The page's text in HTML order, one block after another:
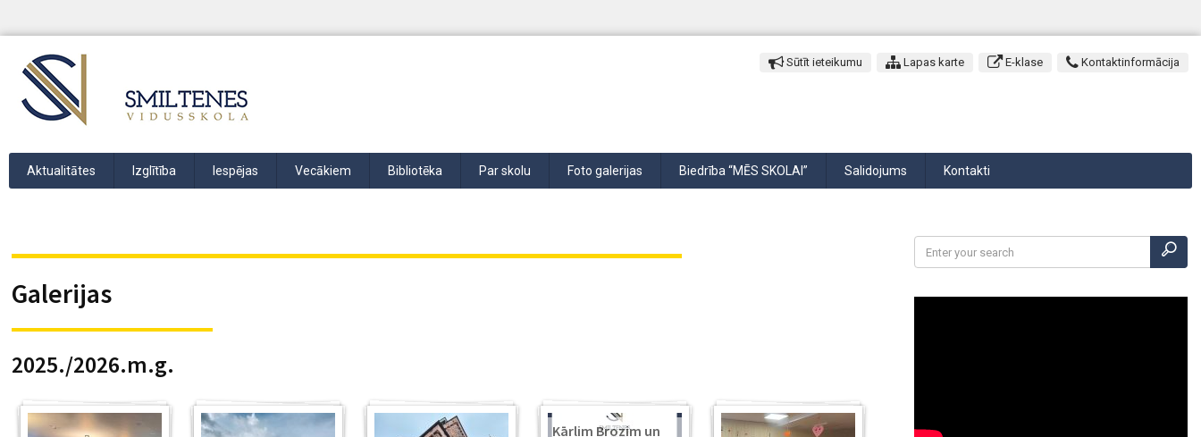
Sūtīt ieteikumu Lapas karte E-klase Kontaktinformācija
Aktualitātes Izglītība Iespējas Vecākiem Bibliotēka Par skolu Foto galerijas Biedrība “MĒS SKOLAI” Salidojums Kontakti
Galerijas
2025./2026.m.g.
Kārlim Brozim un